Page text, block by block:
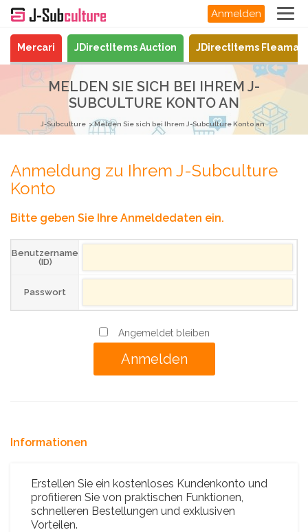
Anmelden
Mercari JDirectItems Auction JDirectItems
MELDEN SIE SICH BEI IHREM J-
SUBCULTURE KONTO AN
J-Subculture Melden Sie sich bei Ihrem J-Subculture Konto an
Anmeldung zu Ihrem J-Subculture
Konto
Bitte geben Sie Ihre Anmeldedaten ein.
Benutzername
(ID)
Passwort
Angemeldet bleiben
Informationen
Erstellen Sie ein kostenloses Kundenkonto und
profitieren Sie von praktischen Funktionen,
schnelleren Bestellungen und exklusiven
Vorteilen.